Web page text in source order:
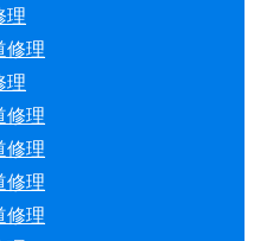
理
修理
理
修理
修理
修理
修理